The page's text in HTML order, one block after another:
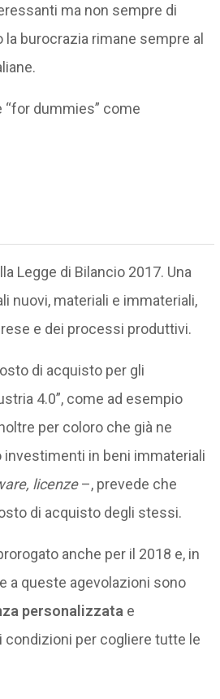
ma non sempre di
burocrazia rimane sempre al
dummies” come
Legge di Bilancio 2017. Una
nuovi, materiali e immateriali,
e dei processi produttivi.
di acquisto per gli
4.0”, come ad esempio
per coloro che già ne
in beni immateriali
licenze–, prevede che
di acquisto degli stessi.
anche per il 2018 e, in
a queste agevolazioni sono
personalizzata e
condizioni per cogliere tutte le